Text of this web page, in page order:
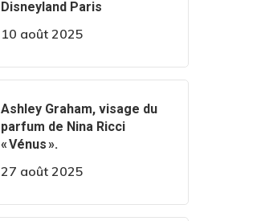
Disneyland Paris
10 août 2025
Ashley Graham, visage du
parfum de Nina Ricci
« Vénus ».
27 août 2025